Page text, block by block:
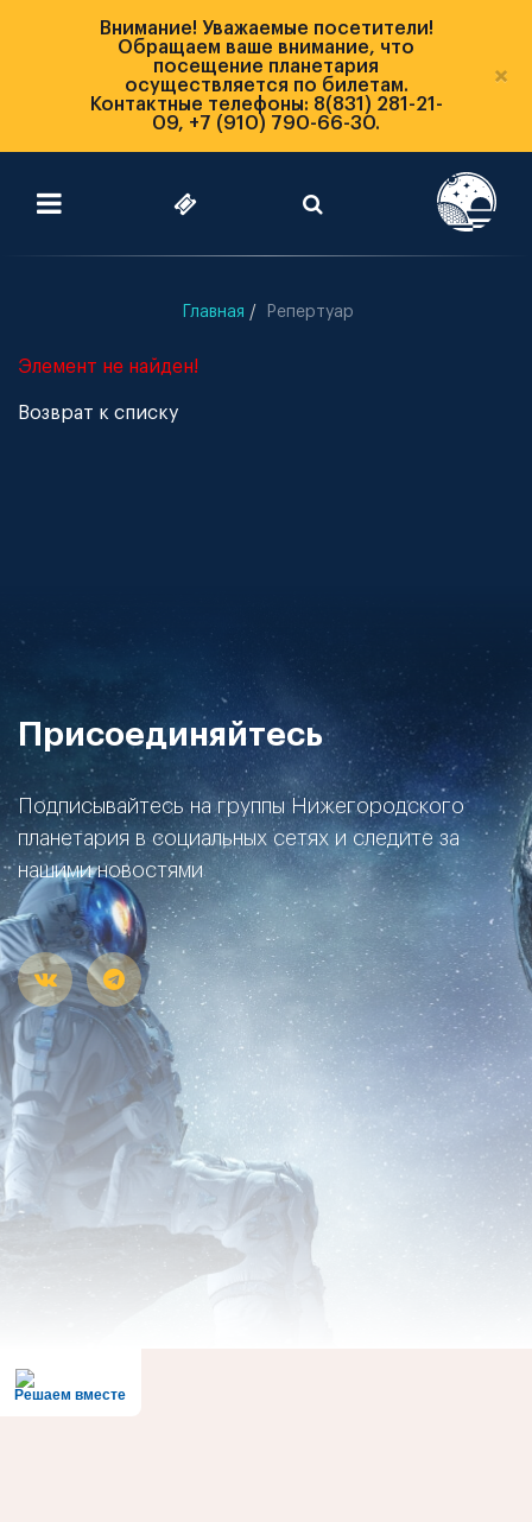
Внимание! Уважаемые посетители!
Обращаем ваше внимание, что
посещение планетария
осуществляется по билетам.
Контактные телефоны: 8(831) 281-21-
09, +7 (910) 790-66-30.
×
Главная Репертуар
Элемент не найден!
Возврат к списку
Присоединяйтесь
Подписывайтесь на группы Нижегородского
планетария в социальных сетях и следите за
нашими новостями
Решаем вместе